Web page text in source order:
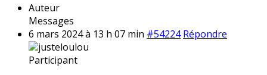
Auteur
Messages
6 mars 2024 à 13 h 07 min #54224 Répondre
justeloulou
Participant